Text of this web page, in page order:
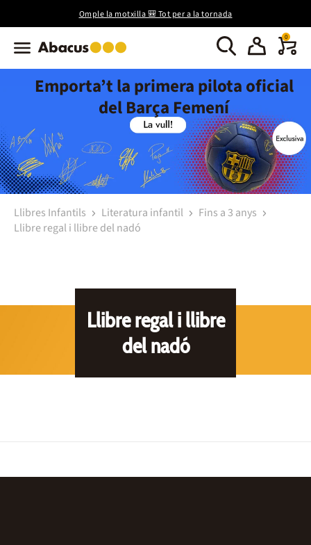
Omple la motxilla 🎒 Tot per a la tornada
0
Emporta’t la primera pilota oficial
del Barça Femení
Llibres Infantils Literatura infantil
Fins a 3 anys
Llibre regal i llibre del nadó
Llibre regal i llibre
del nadó